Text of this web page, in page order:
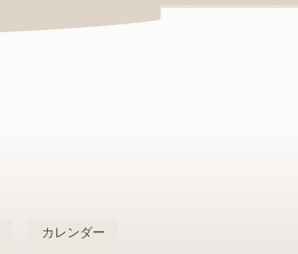
カレンダー